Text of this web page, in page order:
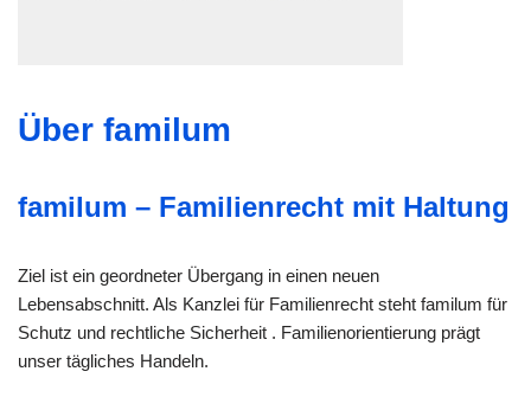
Über familum
familum – Familienrecht mit Haltung
Ziel ist ein geordneter Übergang in einen neuen
Lebensabschnitt. Als Kanzlei für Familienrecht steht familum für
Schutz und rechtliche Sicherheit . Familienorientierung prägt
unser tägliches Handeln.